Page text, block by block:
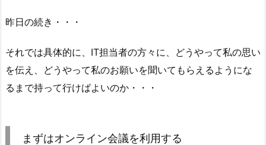
昨日の続き・・・
それでは具体的に、IT担当者の方々に、どうやって私の思い
を伝え、どうやって私のお願いを聞いてもらえるようにな
るまで持って行けばよいのか・・・
まずはオンライン会議を利用する